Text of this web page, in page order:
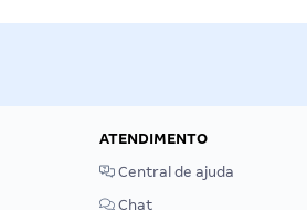
ATENDIMENTO
Central de ajuda
Chat